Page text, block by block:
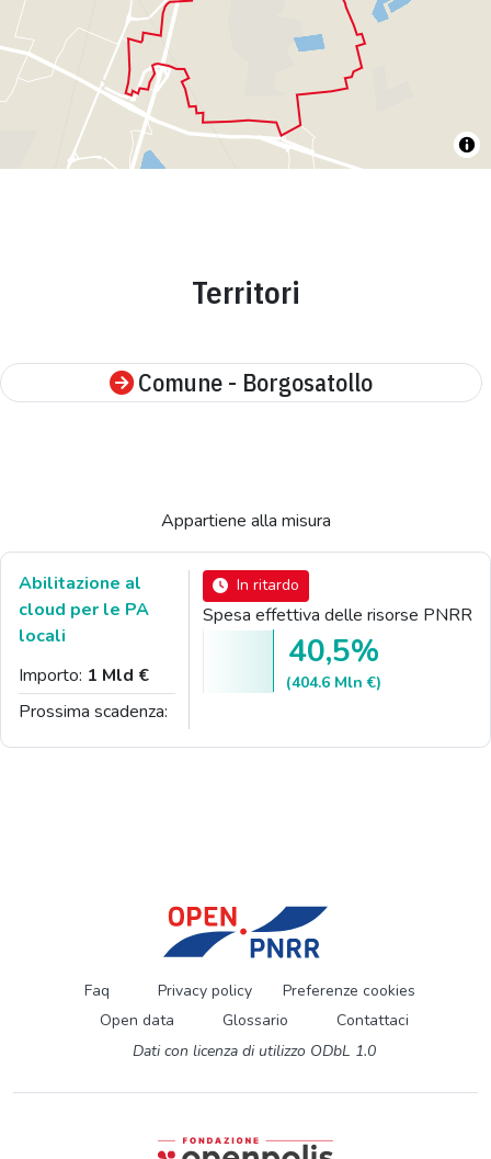
Territori
Comune - Borgosatollo
Appartiene alla misura
Abilitazione al
cloud per le PA
locali
Importo: 1 Mld €
Prossima scadenza:
In ritardo
Spesa effettiva delle risorse PNRR
40,5%
(404.6 Mln €)
Faq Privacy policy
Preferenze cookies
Open data
Glossario
Contattaci
Dati con licenza di utilizzo ODbL 1.0